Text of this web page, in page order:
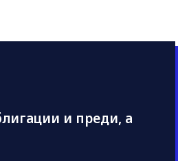
и преди, а